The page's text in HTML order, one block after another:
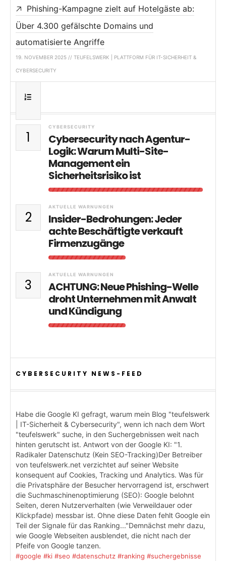
Phishing-Kampagne zielt auf Hotelgäste ab:
Über 4.300 gefälschte Domains und
automatisierte Angriffe
19. NOVEMBER 2025 // TEUFELSWERK | PLATTFORM FÜR IT-SICHERHEIT &
CYBERSECURITY
1
CYBERSECURITY
Cybersecurity nach Agentur-
Logik: Warum Multi-Site-
Management ein
Sicherheitsrisiko ist
2
AKTUELLE WARNUNGEN
Insider-Bedrohungen: Jeder
achte Beschäftigte verkauft
Firmenzugänge
3
AKTUELLE WARNUNGEN
ACHTUNG: Neue Phishing-Welle
droht Unternehmen mit Anwalt
und Kündigung
CYBERSECURITY NEWS-FEED
Habe die Google KI gefragt, warum mein Blog "teufelswerk
| IT-Sicherheit & Cybersecurity", wenn ich nach dem Wort
"teufelswerk" suche, in den Suchergebnissen weit nach
hinten gerutscht ist. Antwort von der Google KI: "1.
Radikaler Datenschutz (Kein SEO-Tracking)Der Betreiber
von teufelswerk.net verzichtet auf seiner Website
konsequent auf Cookies, Tracking und Analytics. Was für
die Privatsphäre der Besucher hervorragend ist, erschwert
die Suchmaschinenoptimierung (SEO): Google belohnt
Seiten, deren Nutzerverhalten (wie Verweildauer oder
Klickpfade) messbar ist. Ohne diese Daten fehlt Google ein
Teil der Signale für das Ranking..."Demnächst mehr dazu,
wie Google Webseiten ausblendet, die nicht nach der
Pfeife von Google tanzen.
#google #ki #seo #datenschutz #ranking #suchergebnisse